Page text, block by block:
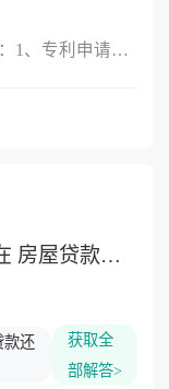
专利权包括如下几项权利：1、专利申请权，且能够申请专利的只有发明...
不还贷款房子会被拍卖吗现在 房屋贷款还不起的诉讼时效是多长时间？
款还
获取全
部解答>